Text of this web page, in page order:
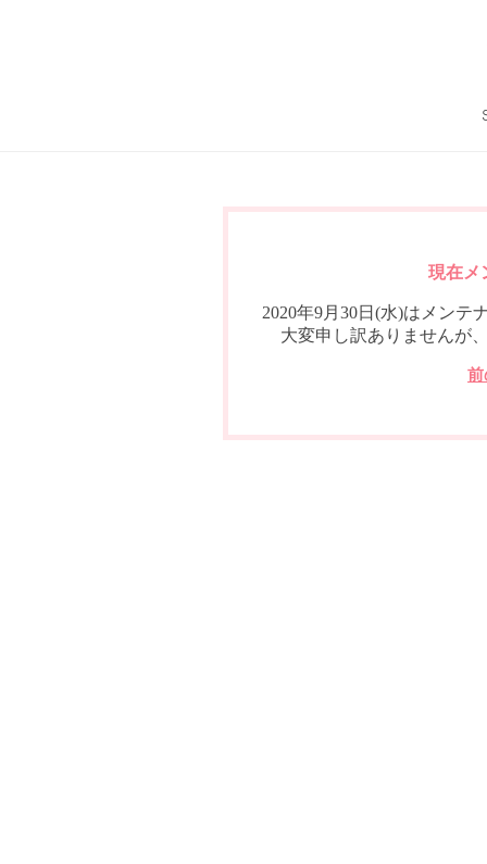
現在メ
2020年9月30日(水)はメンテ
大変申し訳ありませんが
前